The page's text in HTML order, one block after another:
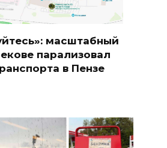
масштабный
парализовал
в Пензе